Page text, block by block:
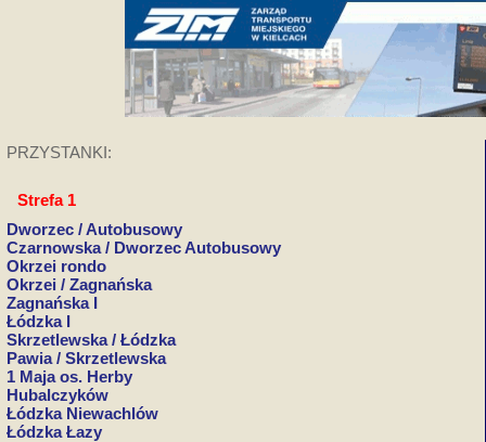
PRZYSTANKI:
Strefa 1
Dworzec / Autobusowy
Czarnowska / Dworzec Autobusowy
Okrzei rondo
Okrzei / Zagnańska
Zagnańska I
Łódzka I
Skrzetlewska / Łódzka
Pawia / Skrzetlewska
1 Maja os. Herby
Hubalczyków
Łódzka Niewachlów
Łódzka Łazy